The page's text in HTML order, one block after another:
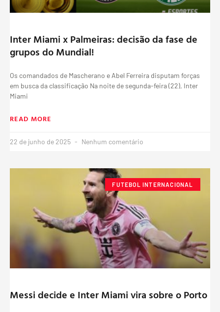
Inter Miami x Palmeiras: decisão da fase de
grupos do Mundial!
Os comandados de Mascherano e Abel Ferreira disputam forças
em busca da classificação Na noite de segunda-feira (22), Inter
Miami
READ MORE
22 de junho de 2025 Nenhum comentário
FUTEBOL INTERNACIONAL
Messi decide e Inter Miami vira sobre o Porto